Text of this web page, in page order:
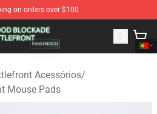
on orders over $100
Shop - Official Blood
Acessórios/
Mouse Pads